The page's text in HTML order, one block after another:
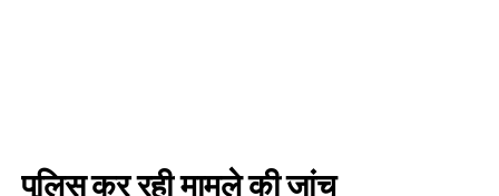
पुलिस कर रही मामले की जांच